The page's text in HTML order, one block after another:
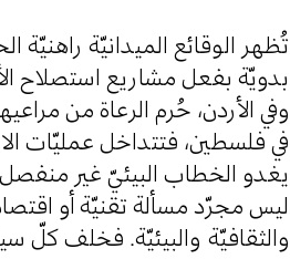
تُظهر الوقائع الميدانيّة
بدويّة بفعل مشاريع استصلاح
وفي الأردن، حُرم الرعاة من
في فلسطين، فتتداخل عمليّات
يغدو الخطاب البيئيّ غير
ليس مجرّد مسألة تقنيّة أو
والثقافيّة والبيئيّة. فخلف كلّ